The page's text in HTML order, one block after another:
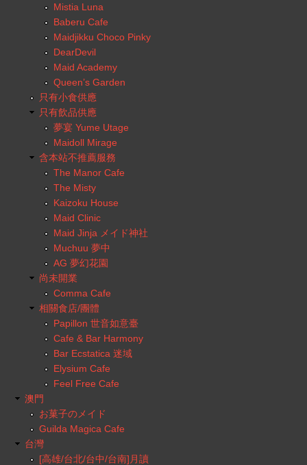
Mistia Luna
Baberu Cafe
Maidjikku Choco Pinky
DearDevil
Maid Academy
Queen’s Garden
只有小食供應
只有飲品供應
夢宴 Yume Utage
Maidoll Mirage
含本站不推薦服務
The Manor Cafe
The Misty
Kaizoku House
Maid Clinic
Maid Jinja メイド神社
Muchuu 夢中
AG 夢幻花園
尚未開業
Comma Cafe
相關食店/團體
Papillon 世音如意臺
Cafe & Bar Harmony
Bar Ecstatica 迷域
Elysium Cafe
Feel Free Cafe
澳門
お菓子のメイド
Guilda Magica Cafe
台灣
[高雄/台北/台中/台南]月讀